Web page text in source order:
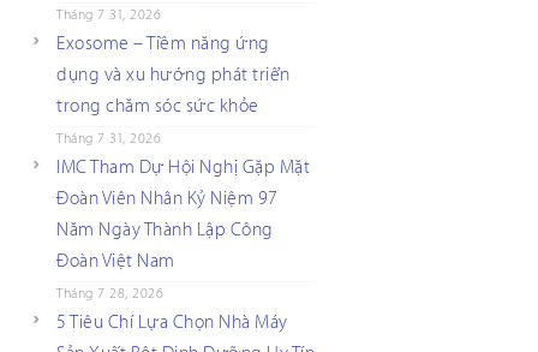
Tháng 7 31, 2026
Exosome – Tiềm năng ứng
dụng và xu hướng phát triển
trong chăm sóc sức khỏe
Tháng 7 31, 2026
IMC Tham Dự Hội Nghị Gặp Mặt
Đoàn Viên Nhân Kỷ Niệm 97
Năm Ngày Thành Lập Công
Đoàn Việt Nam
Tháng 7 28, 2026
5 Tiêu Chí Lựa Chọn Nhà Máy